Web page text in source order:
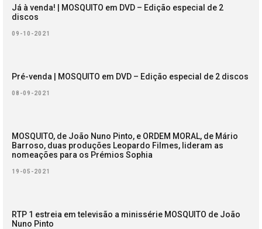
Já à venda! | MOSQUITO em DVD – Edição especial de 2
discos
09-10-2021
Pré-venda | MOSQUITO em DVD – Edição especial de 2 discos
08-09-2021
MOSQUITO, de João Nuno Pinto, e ORDEM MORAL, de Mário
Barroso, duas produções Leopardo Filmes, lideram as
nomeações para os Prémios Sophia
19-05-2021
RTP 1 estreia em televisão a minissérie MOSQUITO de João
Nuno Pinto